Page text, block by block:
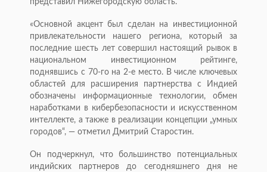
представил Нижегородскую область.
«Основной акцент был сделан на инвестиционной
привлекательности нашего региона, который за
последние шесть лет совершил настоящий рывок в
национальном инвестиционном рейтинге,
поднявшись с 70-го на 2-е место. В числе ключевых
областей для расширения партнерства с Индией
обозначены информационные технологии, обмен
наработками в кибербезопасности и искусственном
интеллекте, а также в реализации концепции „умных
городов“, — отметил Дмитрий Старостин.
Он подчеркнул, что большинство потенциальных
индийских партнеров до сегодняшнего дня не